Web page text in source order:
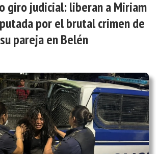
giro judicial: liberan a Miriam
por el brutal crimen de
su pareja en Belén